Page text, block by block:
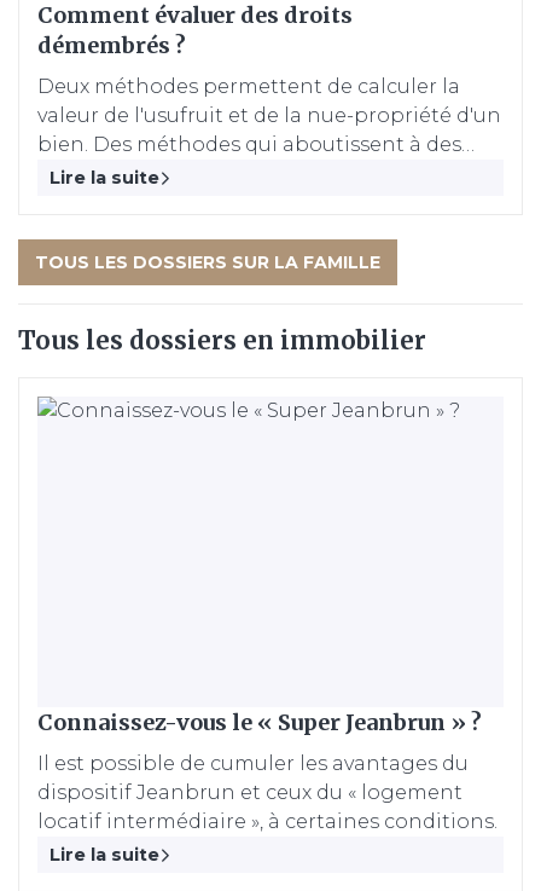
Comment évaluer des droits
démembrés ?
Deux méthodes permettent de calculer la
valeur de l'usufruit et de la nue-propriété d'un
bien. Des méthodes qui aboutissent à des
résultats souvent très différents.
Lire la suite
TOUS LES DOSSIERS SUR LA FAMILLE
Tous les dossiers en immobilier
Connaissez-vous le « Super Jeanbrun » ?
Il est possible de cumuler les avantages du
dispositif Jeanbrun et ceux du « logement
locatif intermédiaire », à certaines conditions.
Lire la suite